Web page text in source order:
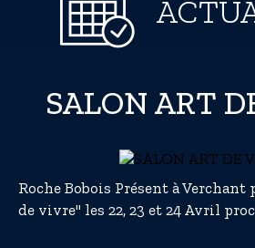
SALON ART
Roche Bobois Présent à
de vivre" les 22, 23 et 24 Avril